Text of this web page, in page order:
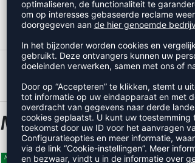
RECENT
MEER UIT DE
NEW